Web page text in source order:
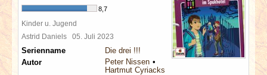
8,7
Kinder u. Jugend
Astrid Daniels 05. Juli 2023
Serienname
Die drei !!!
Autor
Peter Nissen
Hartmut Cyriacks